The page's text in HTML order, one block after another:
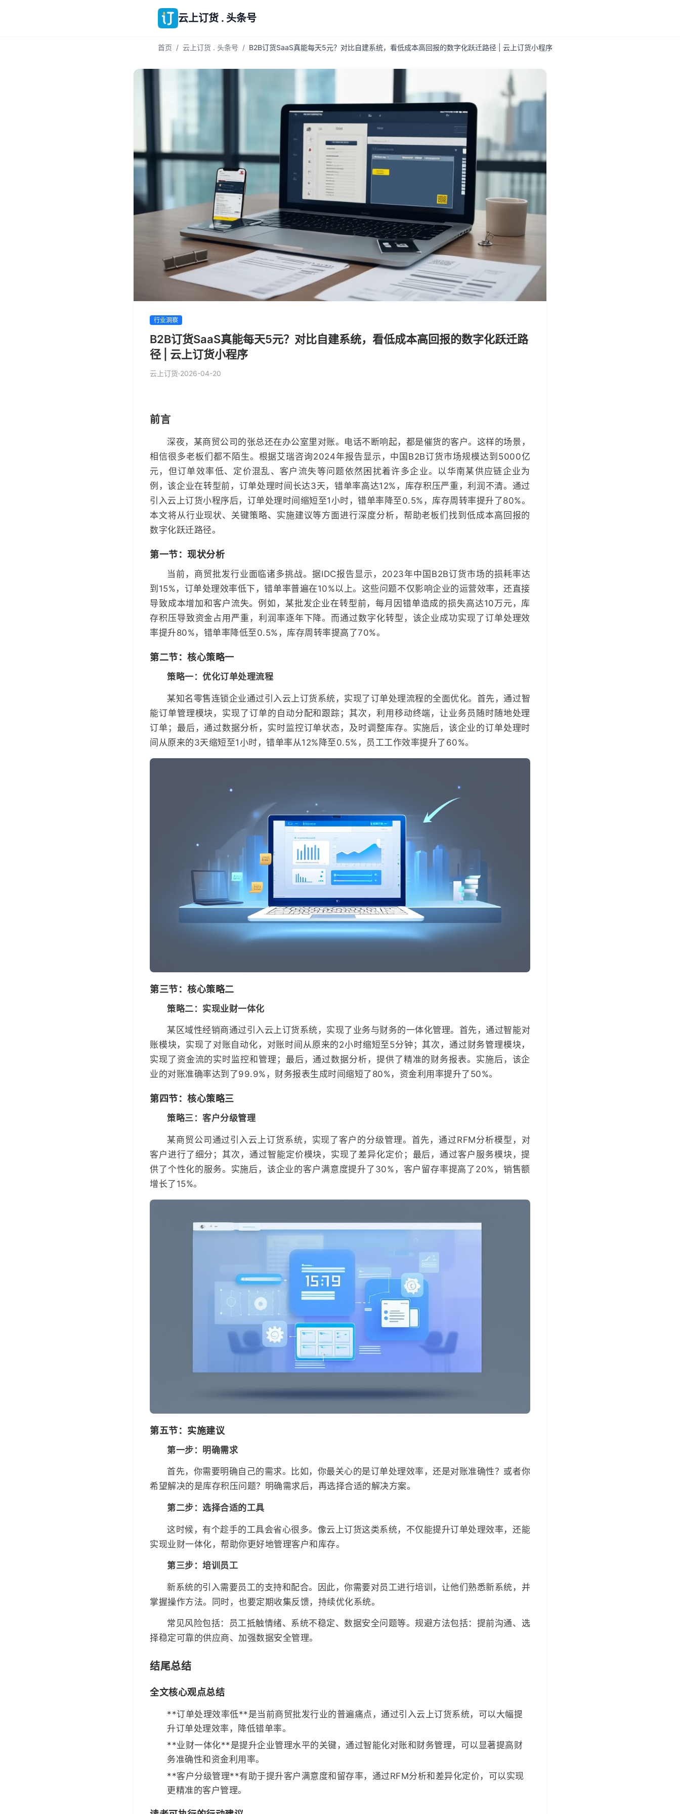
云上订货 . 头条号
首页 / 云上订货 . 头条号 / B2B订货SaaS真能每天5元？对比自建系统，看低成本高回报的数字化跃迁路径 | 云上订货小程序
行业洞察
B2B订货SaaS真能每天5元？对比自建系统，看低成本高回报的数字化跃迁路
径 | 云上订货小程序
云上订货·2026-04-20
前言
深夜，某商贸公司的张总还在办公室里对账。电话不断响起，都是催货的客户。这样的场景，
相信很多老板们都不陌生。根据艾瑞咨询2024年报告显示，中国B2B订货市场规模达到5000亿
元，但订单效率低、定价混乱、客户流失等问题依然困扰着许多企业。以华南某供应链企业为
例，该企业在转型前，订单处理时间长达3天，错单率高达12%，库存积压严重，利润不清。通过
引入云上订货小程序后，订单处理时间缩短至1小时，错单率降至0.5%，库存周转率提升了80%。
本文将从行业现状、关键策略、实施建议等方面进行深度分析，帮助老板们找到低成本高回报的
数字化跃迁路径。
第一节：现状分析
当前，商贸批发行业面临诸多挑战。据IDC报告显示，2023年中国B2B订货市场的损耗率达
到15%，订单处理效率低下，错单率普遍在10%以上。这些问题不仅影响企业的运营效率，还直接
导致成本增加和客户流失。例如，某批发企业在转型前，每月因错单造成的损失高达10万元，库
存积压导致资金占用严重，利润率逐年下降。而通过数字化转型，该企业成功实现了订单处理效
率提升80%，错单率降低至0.5%，库存周转率提高了70%。
第二节：核心策略一
策略一：优化订单处理流程
某知名零售连锁企业通过引入云上订货系统，实现了订单处理流程的全面优化。首先，通过智
能订单管理模块，实现了订单的自动分配和跟踪；其次，利用移动终端，让业务员随时随地处理
订单；最后，通过数据分析，实时监控订单状态，及时调整库存。实施后，该企业的订单处理时
间从原来的3天缩短至1小时，错单率从12%降至0.5%，员工工作效率提升了60%。
第三节：核心策略二
策略二：实现业财一体化
某区域性经销商通过引入云上订货系统，实现了业务与财务的一体化管理。首先，通过智能对
账模块，实现了对账自动化，对账时间从原来的2小时缩短至5分钟；其次，通过财务管理模块，
实现了资金流的实时监控和管理；最后，通过数据分析，提供了精准的财务报表。实施后，该企
业的对账准确率达到了99.9%，财务报表生成时间缩短了80%，资金利用率提升了50%。
第四节：核心策略三
策略三：客户分级管理
某商贸公司通过引入云上订货系统，实现了客户的分级管理。首先，通过RFM分析模型，对
客户进行了细分；其次，通过智能定价模块，实现了差异化定价；最后，通过客户服务模块，提
供了个性化的服务。实施后，该企业的客户满意度提升了30%，客户留存率提高了20%，销售额
增长了15%。
第五节：实施建议
第一步：明确需求
首先，你需要明确自己的需求。比如，你最关心的是订单处理效率，还是对账准确性？或者你
希望解决的是库存积压问题？明确需求后，再选择合适的解决方案。
第二步：选择合适的工具
这时候，有个趁手的工具会省心很多。像云上订货这类系统，不仅能提升订单处理效率，还能
实现业财一体化，帮助你更好地管理客户和库存。
第三步：培训员工
新系统的引入需要员工的支持和配合。因此，你需要对员工进行培训，让他们熟悉新系统，并
掌握操作方法。同时，也要定期收集反馈，持续优化系统。
常见风险包括：员工抵触情绪、系统不稳定、数据安全问题等。规避方法包括：提前沟通、选
择稳定可靠的供应商、加强数据安全管理。
结尾总结
全文核心观点总结
**订单处理效率低**是当前商贸批发行业的普遍痛点，通过引入云上订货系统，可以大幅提
升订单处理效率，降低错单率。
**业财一体化**是提升企业管理水平的关键，通过智能化对账和财务管理，可以显著提高财
务准确性和资金利用率。
**客户分级管理**有助于提升客户满意度和留存率，通过RFM分析和差异化定价，可以实现
更精准的客户管理。